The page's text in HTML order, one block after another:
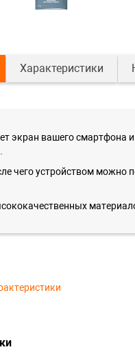
Характеристики
экран вашего
чего устройством